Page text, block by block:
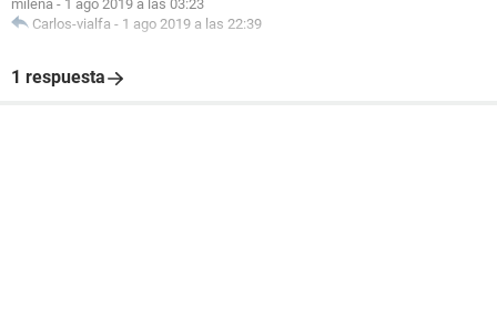
milena - 1 ago 2019 a las 03:23
Carlos-vialfa - 1 ago 2019 a las 22:39
1 respuesta